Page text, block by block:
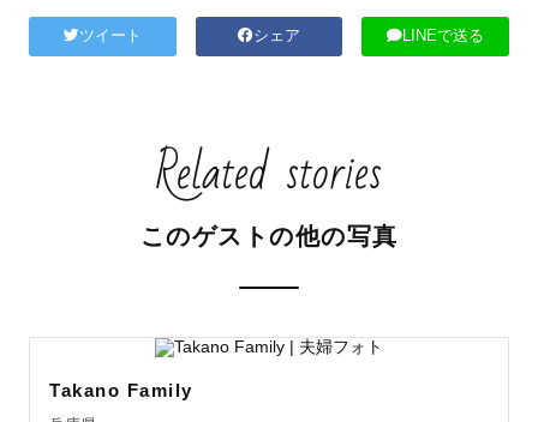
ツイート シェア LINEで送る
Related stories
このゲストの他の写真
Takano Family